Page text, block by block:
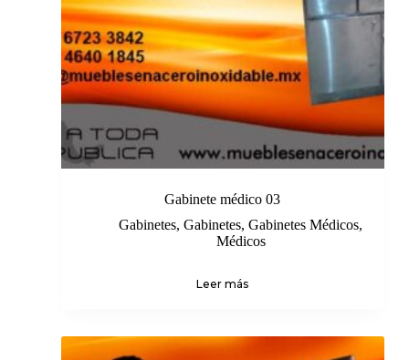
Gabinete médico 03
Gabinetes,Gabinetes,Gabinetes Médicos,
Médicos
Leer más